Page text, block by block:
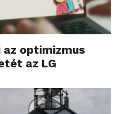
optimizmus
az LG